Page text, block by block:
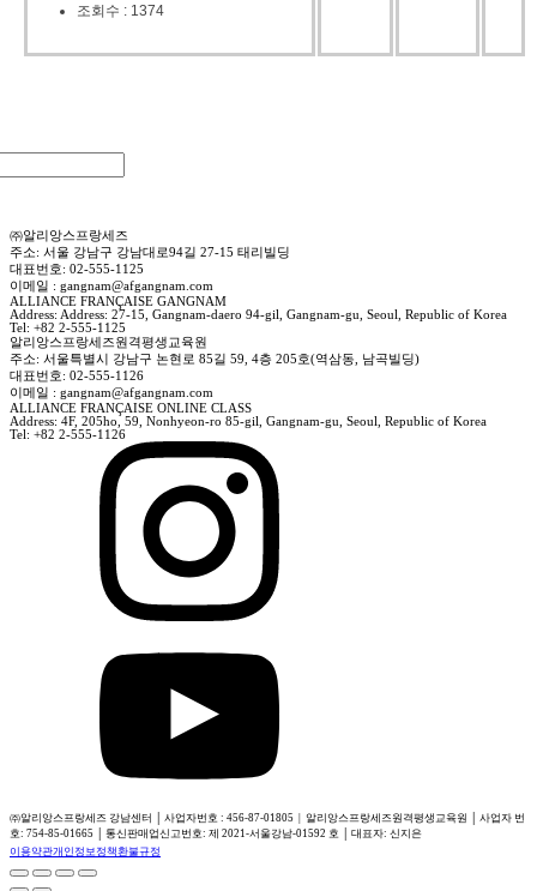
조회수 : 1374
㈜알리앙스프랑세즈
주소: 서울 강남구 강남대로94길 27-15 태리빌딩
대표번호: 02-555-1125
이메일 : gangnam@afgangnam.com
ALLIANCE FRANÇAISE GANGNAM
Address: Address: 27-15, Gangnam-daero 94-gil, Gangnam-gu, Seoul, Republic of Korea
Tel: +82 2-555-1125
알리앙스프랑세즈원격평생교육원
주소: 서울특별시 강남구 논현로 85길 59, 4층 205호(역삼동, 남곡빌딩)
대표번호: 02-555-1126
이메일 : gangnam@afgangnam.com
ALLIANCE FRANÇAISE ONLINE CLASS
Address: 4F, 205ho, 59, Nonhyeon-ro 85-gil, Gangnam-gu, Seoul, Republic of Korea
Tel: +82 2-555-1126
㈜알리앙스프랑세즈 강남센터 │ 사업자번호 : 456-87-01805 | 알리앙스프랑세즈원격평생교육원 │ 사업자 번
호: 754-85-01665 │ 통신판매업신고번호: 제 2021-서울강남-01592 호 │ 대표자: 신지은
이용약관개인정보정책환불규정